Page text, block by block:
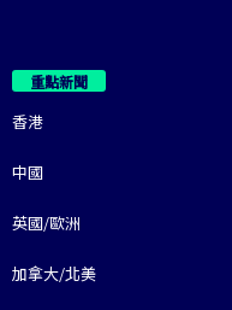
重點新聞
香港
中國
英國/歐洲
加拿大/北美